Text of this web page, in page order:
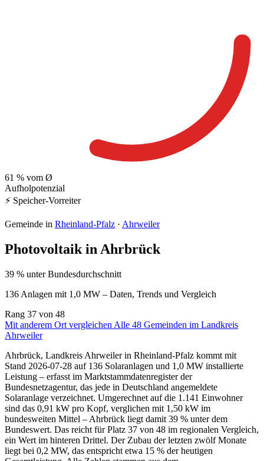
61 % vom Ø
Aufholpotenzial
⚡ Speicher-Vorreiter
Gemeinde in Rheinland-Pfalz · Ahrweiler
Photovoltaik in Ahrbrück
39 % unter Bundesdurchschnitt
136 Anlagen mit 1,0 MW – Daten, Trends und Vergleich
Rang 37 von 48
Mit anderem Ort vergleichen Alle 48 Gemeinden im Landkreis
Ahrweiler
Ahrbrück, Landkreis Ahrweiler in Rheinland-Pfalz kommt mit
Stand 2026-07-28 auf 136 Solaranlagen und 1,0 MW installierte
Leistung – erfasst im Marktstammdatenregister der
Bundesnetzagentur, das jede in Deutschland angemeldete
Solaranlage verzeichnet. Umgerechnet auf die 1.141 Einwohner
sind das 0,91 kW pro Kopf, verglichen mit 1,50 kW im
bundesweiten Mittel – Ahrbrück liegt damit 39 % unter dem
Bundeswert. Das reicht für Platz 37 von 48 im regionalen Vergleich,
ein Wert im hinteren Drittel. Der Zubau der letzten zwölf Monate
liegt bei 0,2 MW, das entspricht etwa 15 % der heutigen